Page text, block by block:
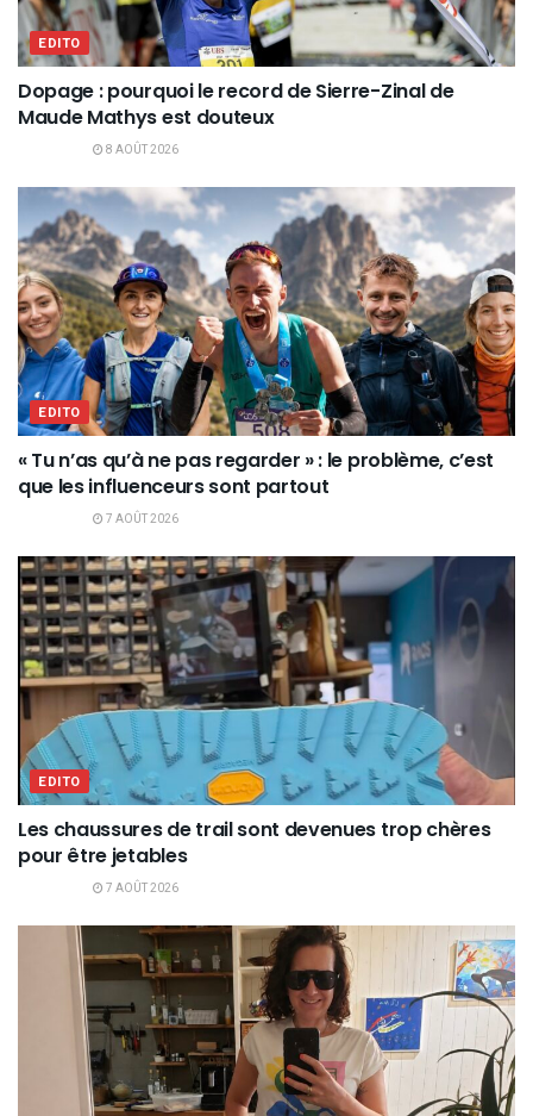
EDITO
Dopage : pourquoi le record de Sierre-Zinal de
Maude Mathys est douteux
8 AOÛT 2026
EDITO
« Tu n’as qu’à ne pas regarder » : le problème, c’est
que les influenceurs sont partout
7 AOÛT 2026
EDITO
Les chaussures de trail sont devenues trop chères
pour être jetables
7 AOÛT 2026